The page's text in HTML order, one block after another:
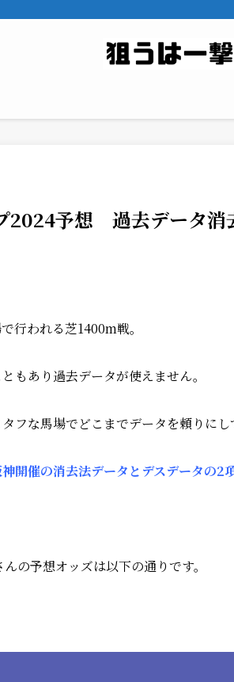
2024予想 過去データ消
行われる芝1400m戦。
もあり過去データが使えません。
フな馬場でどこまでデータを頼りにし
開催の消去法データとデスデータの2
の予想オッズは以下の通りです。